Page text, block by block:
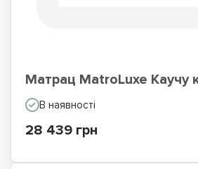
Матрац MatroLuxe Каучу
В наявності
28 439 грн